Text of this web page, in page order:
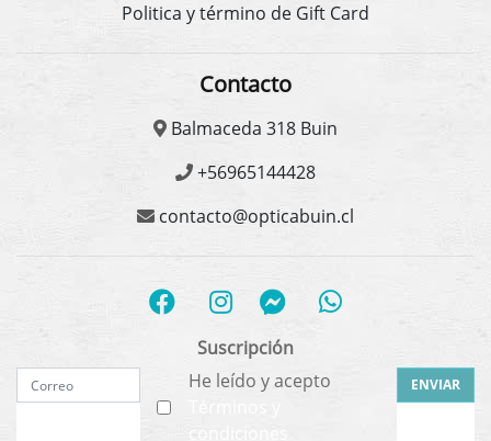
Politica y término de Gift Card
Contacto
Balmaceda 318 Buin
+56965144428
contacto@opticabuin.cl
Suscripción
He leído y acepto
condiciones
ENVIAR